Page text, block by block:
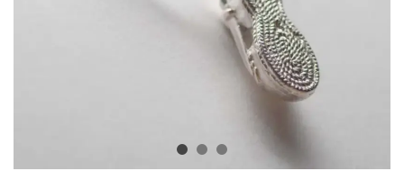
Maleta Secur Line